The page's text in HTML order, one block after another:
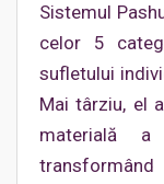
Sistemul
celor 5
sufletului
Mai târziu, el
materială